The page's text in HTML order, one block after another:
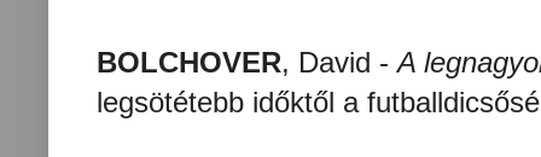
BOLCHOVER, David -A
legsötétebb időktől a